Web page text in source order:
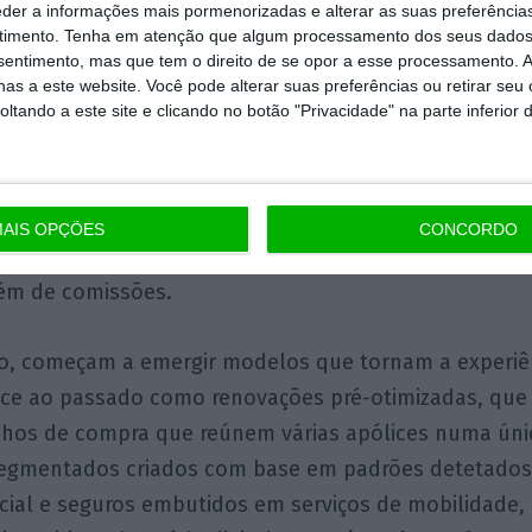
a informações mais pormenorizadas e alterar as suas
Tenha em atenção que algum processamento dos seus
mas que tem o direito de se opor a esse processamento.
a este website. Você pode alterar suas preferências ou retirar seu
a este site e clicando no botão "Privacidade" na parte inferior
OPÇÕES CONCORDO
assume uma nova centralidade económica.
e estáveis, apresenta múltiplos de valorização
estabilizam resultados e criam valor acionista
atividade.
Não é por acaso que tantas empresas
a perceber que têm, nas mãos, uma
de comissões.
começam a emergir modelos que tornam a
ao passado como renovações pré-otimizadas, que
de compra que reúnem várias apólices numa
criados com base em padrões
e seguros embutidos em serviços de mobilidade,